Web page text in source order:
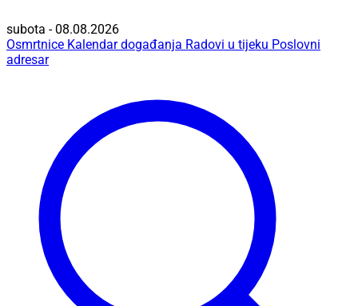
subota - 08.08.2026
Osmrtnice Kalendar događanja Radovi u tijeku Poslovni
adresar